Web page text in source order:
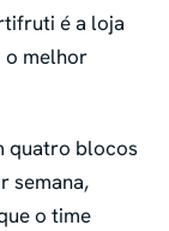
é a loja
o melhor
quatro blocos
semana,
o time